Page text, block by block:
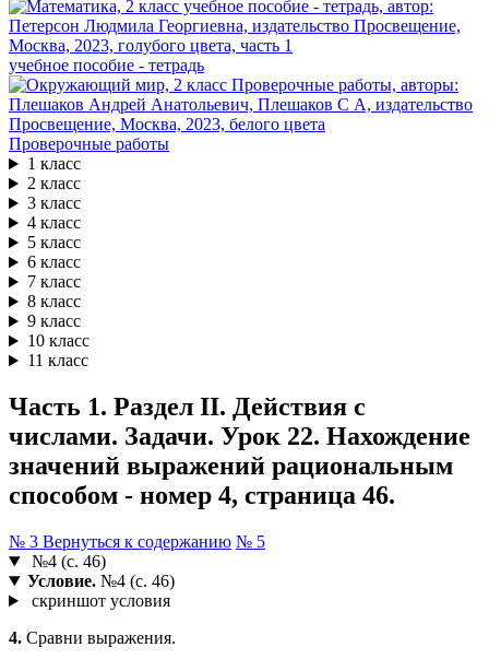
учебное пособие - тетрадь
Проверочные работы
1 класс
2 класс
3 класс
4 класс
5 класс
6 класс
7 класс
8 класс
9 класс
10 класс
11 класс
Часть 1. Раздел II. Действия с
числами. Задачи. Урок 22. Нахождение
значений выражений рациональным
способом - номер 4, страница 46.
№ 3 Вернуться к содержанию № 5
№4 (с. 46)
Условие.№4 (с. 46)
скриншот условия
4. Сравни выражения.